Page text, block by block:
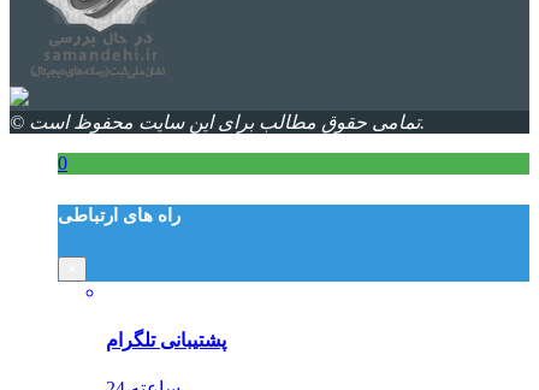
© تمامی حقوق مطالب برای این سایت محفوظ است.
0
راه های ارتباطی
پشتیبانی تلگرام